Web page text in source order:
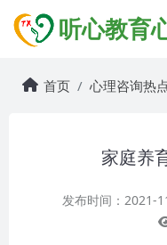
听心教育
首页 心理咨询热
家庭养
发布时间：2021-